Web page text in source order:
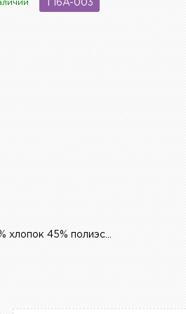
T16A-003
35% шерсть 20% хлопок 45% полиэстер